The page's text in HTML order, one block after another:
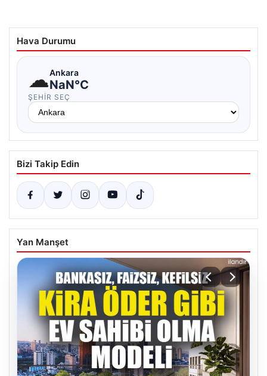
Hava Durumu
☁Ankara
NaN°C
ŞEHIR SEÇ
Bizi Takip Edin
Yan Manşet